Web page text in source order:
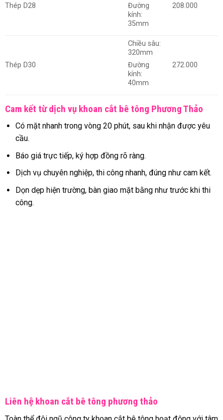
Thép D28
Đường
kính:
35mm
208.000
Thép D30
Chiều sâu:
320mm
Đường
kính:
40mm
272.000
Cam kết từ dịch vụ khoan cắt bê tông Phương Thảo
Có mặt nhanh trong vòng 20 phút, sau khi nhận được yêu
cầu.
Báo giá trực tiếp, ký hợp đồng rõ ràng.
Dịch vụ chuyên nghiệp, thi công nhanh, đúng như cam kết.
Dọn dẹp hiện trường, bàn giao mặt bằng như trước khi thi
công.
Liên hệ khoan cắt bê tông phương thảo